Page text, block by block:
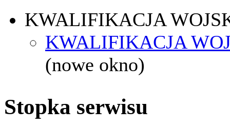
KWALIFIKACJA
KWALIFIKACJA
(nowe okno)
Stopka serwisu